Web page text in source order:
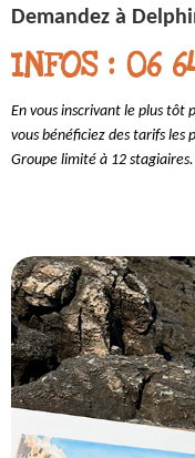
Demandez à
INFOS : 06
En vous inscrivant le plus tôt
vous bénéficiez des tarifs les
Groupe limité à 12 stagiaires.